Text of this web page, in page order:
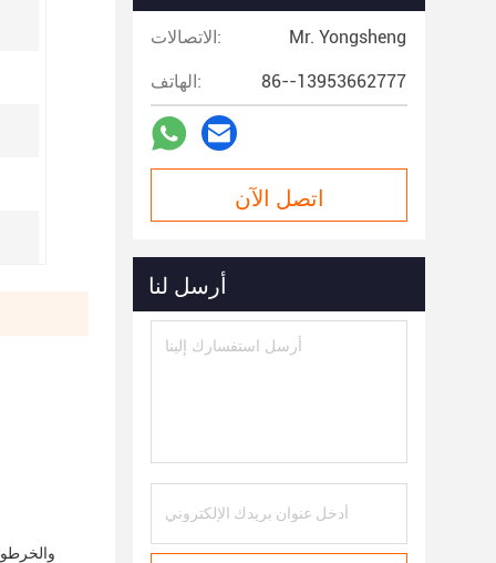
الاتصالات: Mr. Yongsheng
الهاتف: 86--13953662777
اتصل الآن
أرسل لنا